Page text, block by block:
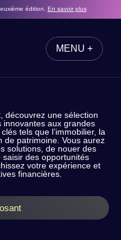
édition. En savoir plus
MENU +
découvrez une sélection
innovantes aux grandes
tels que l’immobilier, la
de patrimoine. Vous aurez
solutions, de nouer des
des opportunités
votre expérience et
financières.